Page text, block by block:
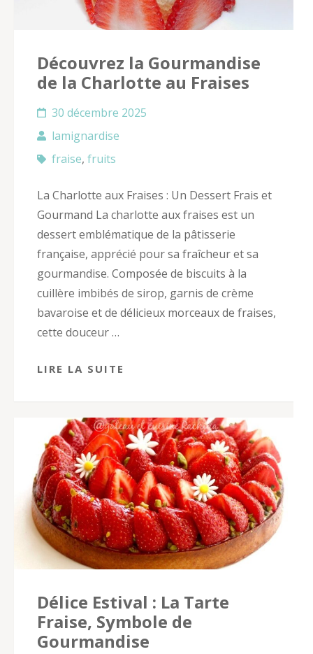
Découvrez la Gourmandise
de la Charlotte au Fraises
30 décembre 2025
lamignardise
fraise, fruits
La Charlotte aux Fraises : Un Dessert Frais et
Gourmand La charlotte aux fraises est un
dessert emblématique de la pâtisserie
française, apprécié pour sa fraîcheur et sa
gourmandise. Composée de biscuits à la
cuillère imbibés de sirop, garnis de crème
bavaroise et de délicieux morceaux de fraises,
cette douceur …
LIRE LA SUITE
Délice Estival : La Tarte
Fraise, Symbole de
Gourmandise